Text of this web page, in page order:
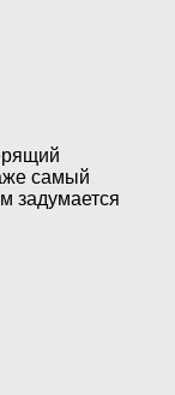
самый
задумается